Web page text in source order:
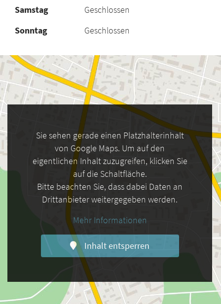
Samstag
Geschlossen
Sonntag
Geschlossen
Sie sehen gerade einen Platzhalterinhalt
von Google Maps. Um auf den
eigentlichen Inhalt zuzugreifen, klicken Sie
auf die Schaltfläche.
Bitte beachten Sie, dass dabei Daten an
Drittanbieter weitergegeben werden.
Mehr Informationen
Inhalt entsperren